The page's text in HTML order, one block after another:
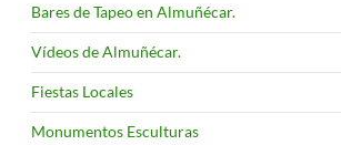
Bares de Tapeo en Almuñécar.
Vídeos de Almuñécar.
Fiestas Locales
Monumentos Esculturas